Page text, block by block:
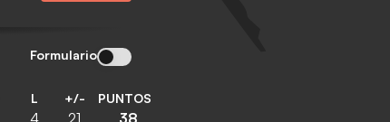
Formulario
L +/- PUNTOS
4 21 38